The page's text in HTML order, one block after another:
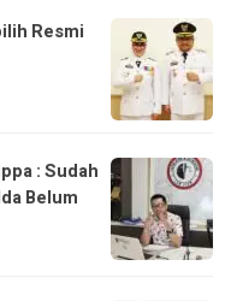
Resmi
: Sudah
Belum